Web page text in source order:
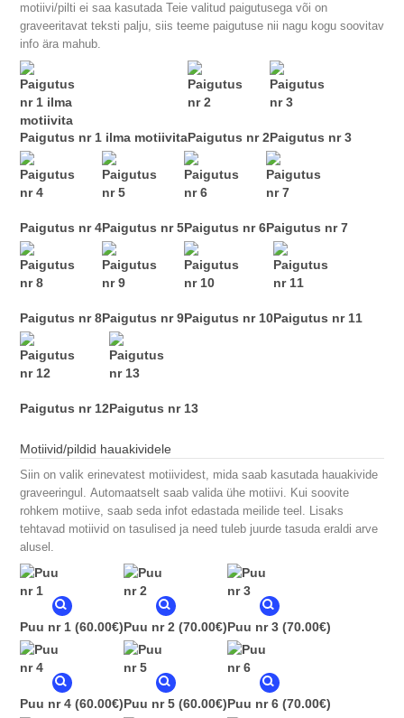
motiivi/pilti ei saa kasutada Teie valitud paigutusega või on
graveeritavat teksti palju, siis teeme paigutuse nii nagu kogu soovitav
info ära mahub.
Paigutus nr 1 ilma motiivitaPaigutus nr 2Paigutus nr 3
Paigutus nr 4Paigutus nr 5Paigutus nr 6Paigutus nr 7
Paigutus nr 8Paigutus nr 9Paigutus nr 10Paigutus nr 11
Paigutus nr 12Paigutus nr 13
Motiivid/pildid hauakividele
Siin on valik erinevatest motiividest, mida saab kasutada hauakivide
graveeringul. Automaatselt saab valida ühe motiivi. Kui soovite
rohkem motiive, saab seda infot edastada meilide teel. Lisaks
tehtavad motiivid on tasulised ja need tuleb juurde tasuda eraldi arve
alusel.
Puu nr 1 (60.00€)Puu nr 2 (70.00€)Puu nr 3 (70.00€)
Puu nr 4 (60.00€)Puu nr 5 (60.00€)Puu nr 6 (70.00€)